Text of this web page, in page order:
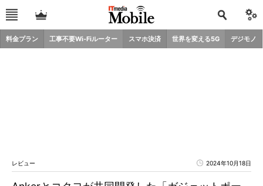
料金プラン 工事不要Wi-Fiルーター スマホ決済 世界を変える5G デジモノ
レビュー 2024年10月18日